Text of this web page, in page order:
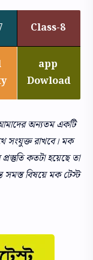
Class-8
app
Dowload
অন্যতম একটি
সংযুক্ত রাখবে। মক
প্রস্তুতি কতটা হয়েছে তা
সমস্ত বিষয়ে মক টেস্ট